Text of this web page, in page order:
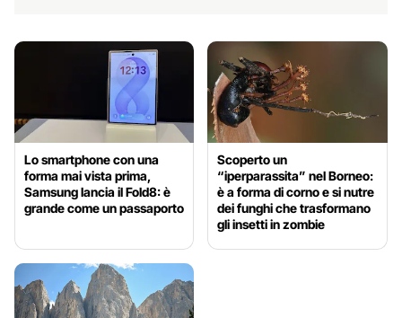
Lo smartphone con una
forma mai vista prima,
Samsung lancia il Fold8: è
grande come un passaporto
Scoperto un
“iperparassita” nel Borneo:
è a forma di corno e si nutre
dei funghi che trasformano
gli insetti in zombie